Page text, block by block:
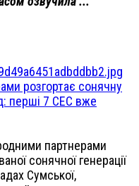
розгортає сонячну
перші 7 СЕС вже
партнерами
сонячної генерації
Сумської,